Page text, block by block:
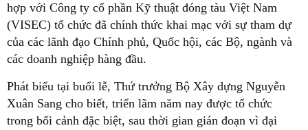
hợp với Công ty cổ phần Kỹ thuật đóng tàu Việt Nam
(VISEC) tổ chức đã chính thức khai mạc với sự tham dự
của các lãnh đạo Chính phủ, Quốc hội, các Bộ, ngành và
các doanh nghiệp hàng đầu.
Phát biểu tại buổi lễ, Thứ trưởng Bộ Xây dựng Nguyễn
Xuân Sang cho biết, triển lãm năm nay được tổ chức
trong bối cảnh đặc biệt, sau thời gian gián đoạn vì đại